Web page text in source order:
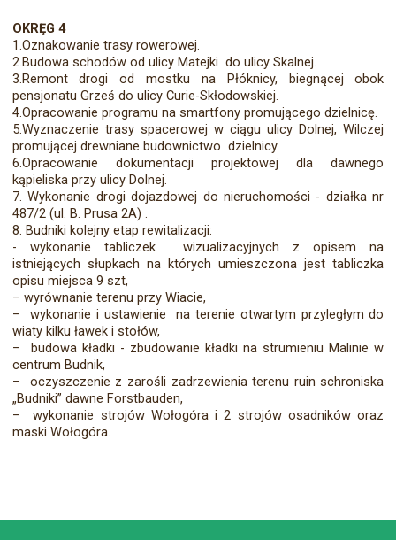
OKRĘG 4
1.Oznakowanie trasy rowerowej.
2.Budowa schodów od ulicy Matejki do ulicy Skalnej.
3.Remont drogi od mostku na Płóknicy, biegnącej obok
pensjonatu Grześ do ulicy Curie-Skłodowskiej.
4.Opracowanie programu na smartfony promującego dzielnicę.
5.Wyznaczenie trasy spacerowej w ciągu ulicy Dolnej, Wilczej
promującej drewniane budownictwo dzielnicy.
6.Opracowanie dokumentacji projektowej dla dawnego
kąpieliska przy ulicy Dolnej.
7. Wykonanie drogi dojazdowej do nieruchomości - działka nr
487/2 (ul. B. Prusa 2A) .
8. Budniki kolejny etap rewitalizacji:
- wykonanie tabliczek wizualizacyjnych z opisem na
istniejących słupkach na których umieszczona jest tabliczka
opisu miejsca 9 szt,
– wyrównanie terenu przy Wiacie,
– wykonanie i ustawienie na terenie otwartym przyległym do
wiaty kilku ławek i stołów,
– budowa kładki - zbudowanie kładki na strumieniu Malinie w
centrum Budnik,
– oczyszczenie z zarośli zadrzewienia terenu ruin schroniska
„Budniki” dawne Forstbauden,
– wykonanie strojów Wołogóra i 2 strojów osadników oraz
maski Wołogóra.